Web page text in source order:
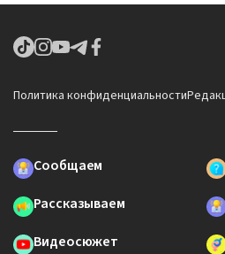
Политика конфиденциальности
Сообщаем
Рассказываем
Видеосюжет